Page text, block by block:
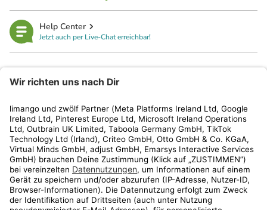
Help Center
Jetzt auch per Live-Chat erreichbar!
Kundenservice
Shop
Aktionen
Travel